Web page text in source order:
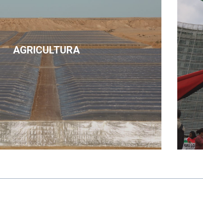
AGRICULTURA